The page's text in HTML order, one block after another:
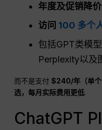
年度及促销降价
访问 100 多个
包括GPT类模
Perplexity以及
而不是支付$240/年（单个
选，每月实际费用更低.
ChatGPT